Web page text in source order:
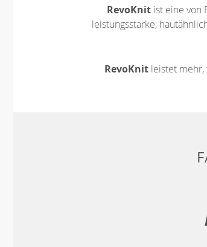
RevoKnit ist eine von
leistungsstarke,
RevoKnitleistet mehr,